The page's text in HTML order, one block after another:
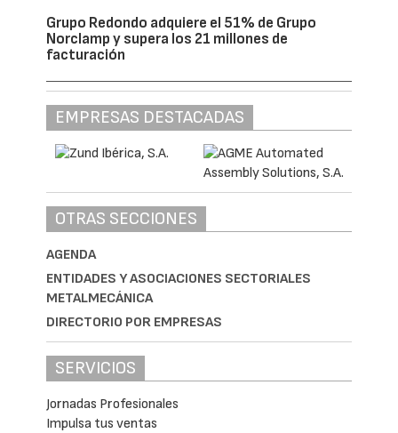
Grupo Redondo adquiere el 51% de Grupo
Norclamp y supera los 21 millones de
facturación
EMPRESAS DESTACADAS
OTRAS SECCIONES
AGENDA
ENTIDADES Y ASOCIACIONES SECTORIALES
METALMECÁNICA
DIRECTORIO POR EMPRESAS
SERVICIOS
Jornadas Profesionales
Impulsa tus ventas